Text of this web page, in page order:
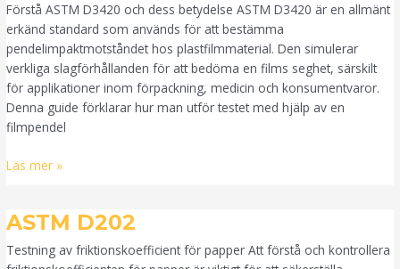
Förstå ASTM D3420 och dess betydelse ASTM D3420 är en allmänt
erkänd standard som används för att bestämma
pendelimpaktmotståndet hos plastfilmmaterial. Den simulerar
verkliga slagförhållanden för att bedöma en films seghet, särskilt
för applikationer inom förpackning, medicin och konsumentvaror.
Denna guide förklarar hur man utför testet med hjälp av en
filmpendel
Läs mer »
ASTM D202
Testning av friktionskoefficient för papper Att förstå och kontrollera
ASTM